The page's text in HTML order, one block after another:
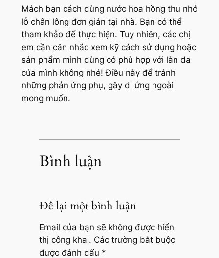
Mách bạn cách dùng nước hoa hồng thu nhỏ
lỗ chân lông đơn giản tại nhà. Bạn có thể
tham khảo để thực hiện. Tuy nhiên, các chị
em cần cân nhắc xem kỹ cách sử dụng hoặc
sản phẩm mình dùng có phù hợp với làn da
của mình không nhé! Điều này để tránh
những phản ứng phụ, gây dị ứng ngoài
mong muốn.
Bình luận
Để lại một bình luận
Email của bạn sẽ không được hiển
thị công khai. Các trường bắt buộc
được đánh dấu *